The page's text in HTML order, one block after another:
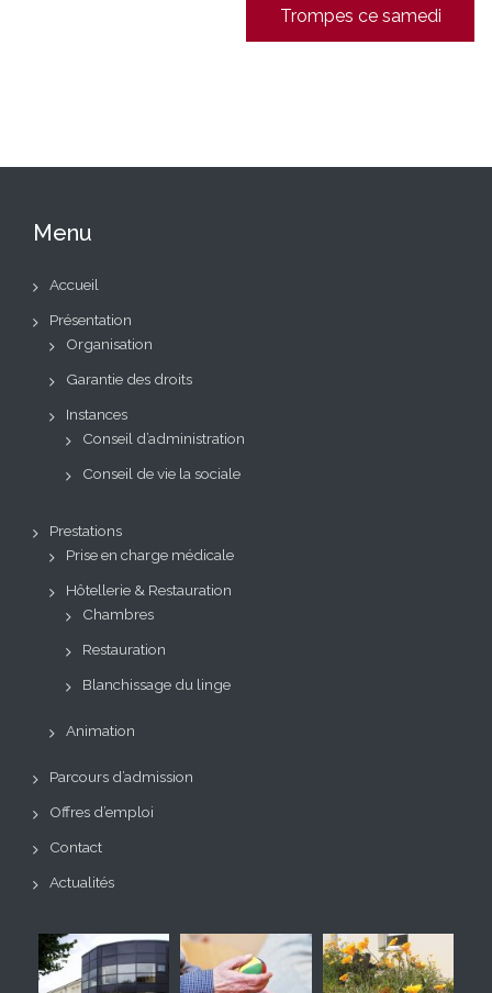
Trompes ce samedi
Menu
Accueil
Présentation
Organisation
Garantie des droits
Instances
Conseil d’administration
Conseil de vie la sociale
Prestations
Prise en charge médicale
Hôtellerie & Restauration
Chambres
Restauration
Blanchissage du linge
Animation
Parcours d’admission
Offres d’emploi
Contact
Actualités